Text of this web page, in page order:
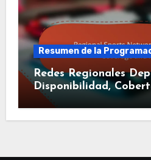
Resumen de la
Redes Regionales
Disponibilidad,